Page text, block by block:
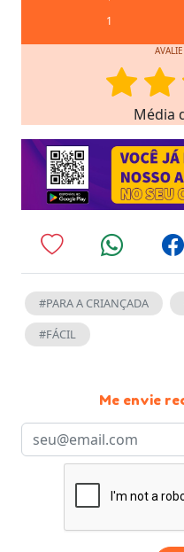
1
Média
#PARA A CRIANÇADA
#FÁCIL
Me envie